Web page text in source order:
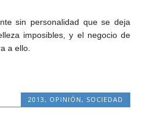
sin personalidad que se deja
imposibles, y el negocio de
a ello.
2013, OPINIÓN, SOCIEDAD